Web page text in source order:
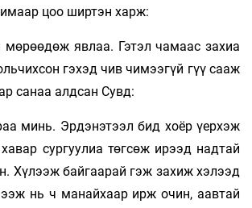
цоо ширтэн харж:
явлаа. Гэтэл чамаас захиа
гэхэд чив чимээгүй гүү сааж
санаа алдсан Сувд:
минь. Эрдэнэтээл бид хоёр үерхэж
сургуулиа төгсөж ирээд надтай
Хүлээж байгаарай гэж захиж хэлээд
нь ч манайхаар ирж очин, аавтай